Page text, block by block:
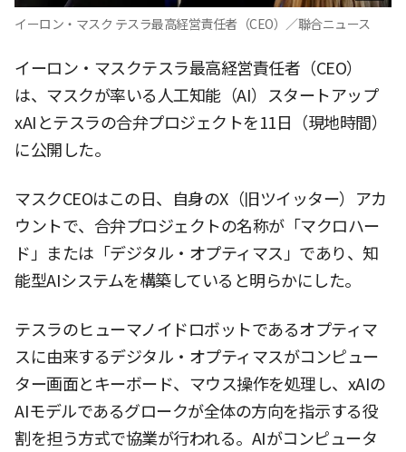
イーロン・マスク テスラ最高経営責任者（CEO）／聯合ニュース
イーロン・マスクテスラ最高経営責任者（CEO）
は、マスクが率いる人工知能（AI）スタートアップ
xAIとテスラの合弁プロジェクトを11日（現地時間）
に公開した。
マスクCEOはこの日、自身のX（旧ツイッター）アカ
ウントで、合弁プロジェクトの名称が「マクロハー
ド」または「デジタル・オプティマス」であり、知
能型AIシステムを構築していると明らかにした。
テスラのヒューマノイドロボットであるオプティマ
スに由来するデジタル・オプティマスがコンピュー
ター画面とキーボード、マウス操作を処理し、xAIの
AIモデルであるグロークが全体の方向を指示する役
割を担う方式で協業が行われる。AIがコンピュータ